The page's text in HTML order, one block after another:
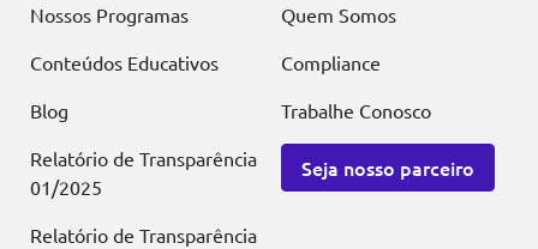
Nossos Programas
Conteúdos Educativos
Blog
Relatório de Transparência
01/2025
Relatório de Transparência
Quem Somos
Compliance
Trabalhe Conosco
Seja nosso parceiro